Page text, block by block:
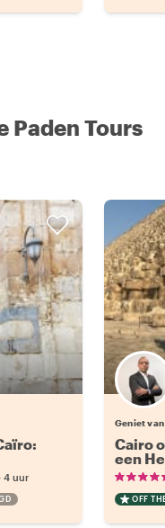
Paden Tours
4 uur
Geniet
Cairo
een
OFF